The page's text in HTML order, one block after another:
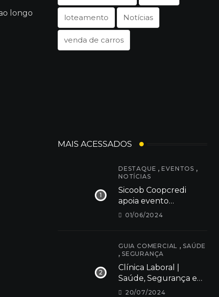
longo
loteamento Notícias
venda de carros
MAIS ACESSADOS
DESTAQUE ,EVENTOS ,
NOTÍCIAS
Sicoob Coopcredi
apoia evento
Cãominhada 2024 em
01/06/2024
GUIA COMERCIAL ,SAÚDE
, SEGURANÇA
Clínica Laboral |
Saúde, Segurança e
Bem estar
20/07/2024